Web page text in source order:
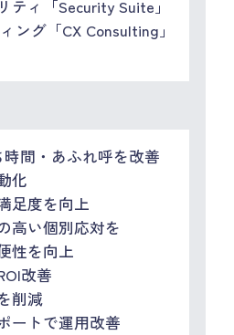
ティ「Security Suite」
ング「CX Consulting」
時間・あふれ呼を改善
化
足度を向上
高い個別応対を
性を向上
改善
削減
ートで運用改善